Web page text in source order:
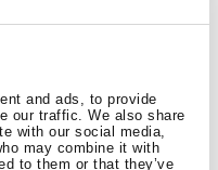
and ads, to provide
our traffic. We also share
with our social media,
may combine it with
to them or that they’ve